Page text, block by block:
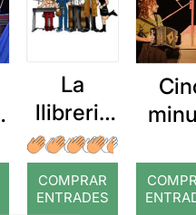
La
llibreria
màgica
COMPRAR
ENTRADES